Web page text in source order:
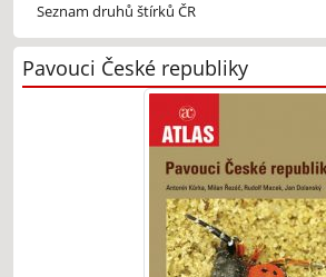
Seznam druhů štírků ČR
Pavouci České republiky